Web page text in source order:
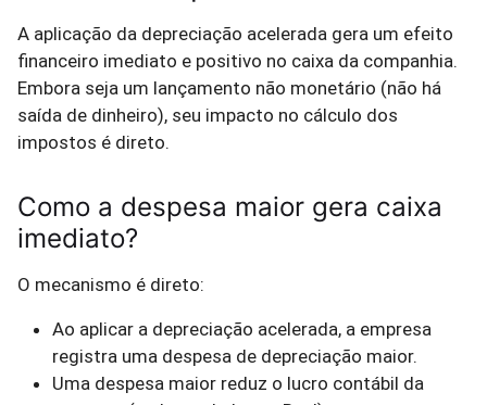
A aplicação da depreciação acelerada gera um efeito
financeiro imediato e positivo no caixa da companhia.
Embora seja um lançamento não monetário (não há
saída de dinheiro), seu impacto no cálculo dos
impostos é direto.
Como a despesa maior gera caixa
imediato?
O mecanismo é direto:
Ao aplicar a depreciação acelerada, a empresa
registra uma despesa de depreciação maior.
Uma despesa maior reduz o lucro contábil da